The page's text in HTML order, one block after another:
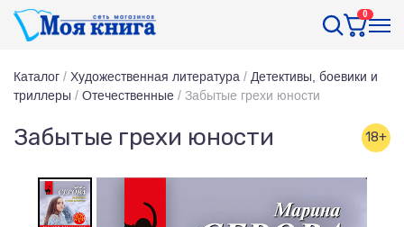
0
Каталог / Художественная литература / Детективы, боевики и
триллеры / Отечественные / Забытые грехи юности
Забытые грехи юности 18+